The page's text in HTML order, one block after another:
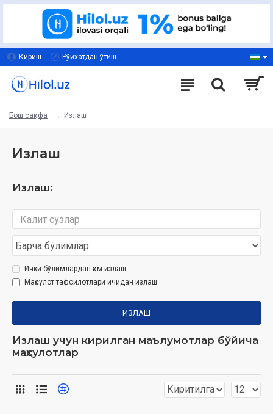
Кириш Рўйхатдан ўтиш
Бош саҳифа Излаш
Излаш
Излаш:
Ички бўлимлардан ҳам излаш
Маҳсулот тафсилотлари ичидан излаш
ИЗЛАШ
Излаш учун кирилган маълумотлар бўйича
маҳсулотлар